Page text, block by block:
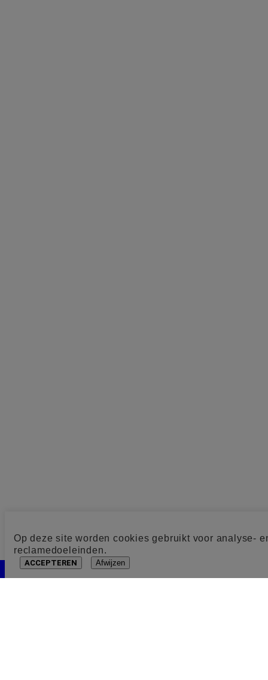
Op deze site worden cookies gebruikt voor analyse-
reclamedoeleinden.
ACCEPTEREN Afwijzen
Cookie toestemming